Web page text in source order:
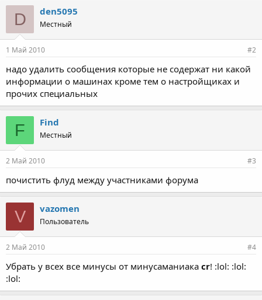
D den5095
Местный
1 Май 2010 #2
надо удалить сообщения которые не содержат ни какой
информации о машинах кроме тем о настройщиках и
прочих специальных
F Find
Местный
2 Май 2010 #3
почистить флуд между участниками форума
V vazomen
Пользователь
2 Май 2010 #4
Убрать у всех все минусы от минусаманиака cr! :lol: :lol:
:lol: